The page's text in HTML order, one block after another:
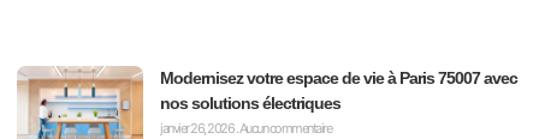
Modernisez votre espace de vie à Paris 75007 avec
nos solutions électriques
janvier 26, 2026Aucun commentaire